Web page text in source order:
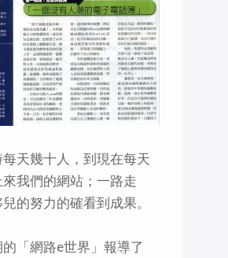
天幾十人，到現在每天
我們的網站；一路走
的努力的確看到成果。
「網路e世界」報導了